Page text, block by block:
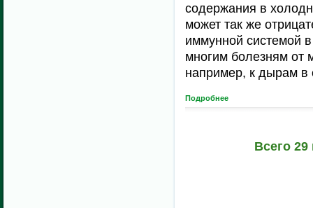
содержания в
может так же
иммунной системой
многим болезням от
например, к дырам в
Подробнее
Всего 29